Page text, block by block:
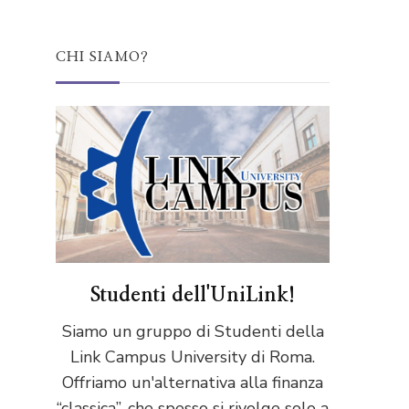
CHI SIAMO?
Studenti dell'UniLink!
Siamo un gruppo di Studenti della
Link Campus University di Roma.
Offriamo un'alternativa alla finanza